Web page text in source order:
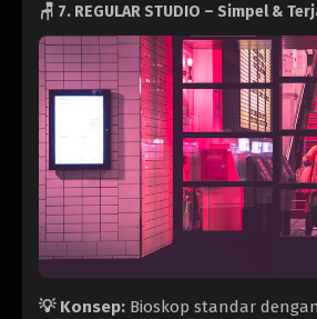
🪑 7. REGULAR STUDIO – Simpel &
💡 Konsep: Bioskop standar